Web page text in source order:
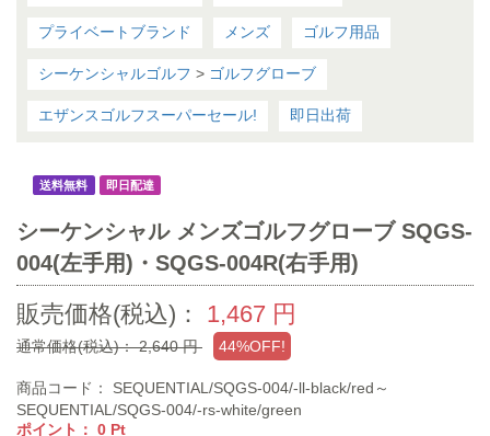
プライベートブランド メンズ ゴルフ用品
シーケンシャルゴルフ > ゴルフグローブ
エザンスゴルフスーパーセール! 即日出荷
送料無料 即日配達
シーケンシャル メンズゴルフグローブ SQGS-
004(左手用)・SQGS-004R(右手用)
販売価格(税込)： 1,467 円
通常価格(税込)：2,640円 44%OFF!
商品コード： SEQUENTIAL/SQGS-004/-ll-black/red～
SEQUENTIAL/SQGS-004/-rs-white/green
ポイント： 0 Pt